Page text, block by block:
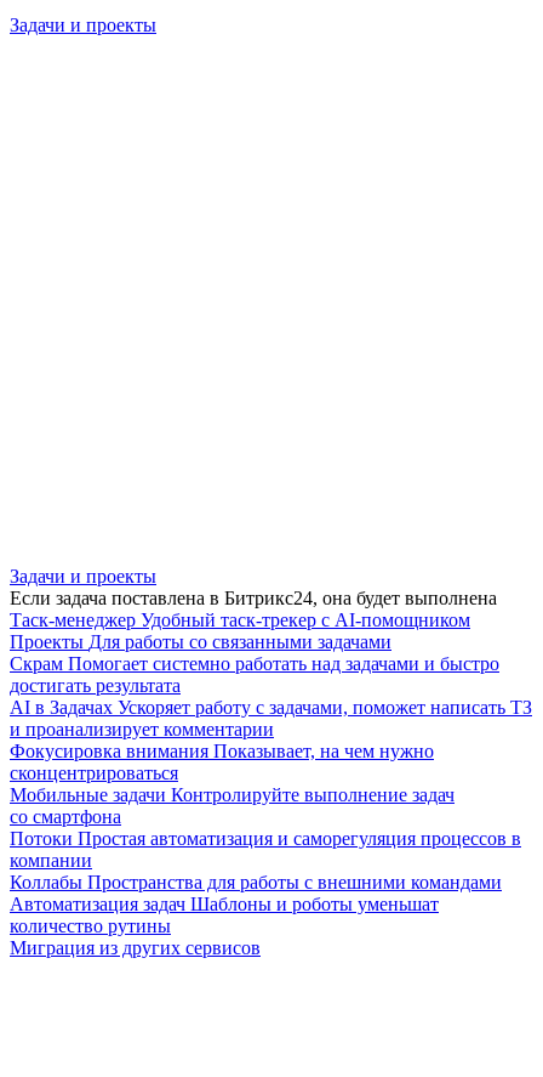
Задачи и проекты
Задачи и проекты
Если задача поставлена в Битрикс24, она будет выполнена
Таск-менеджер Удобный таск-трекер с AI-помощником
Проекты Для работы со связанными задачами
Скрам Помогает системно работать над задачами и быстро
достигать результата
AI в Задачах Ускоряет работу с задачами, поможет написать ТЗ
и проанализирует комментарии
Фокусировка внимания Показывает, на чем нужно
сконцентрироваться
Мобильные задачи Контролируйте выполнение задач
со смартфона
Потоки Простая автоматизация и саморегуляция процессов в
компании
Коллабы Пространства для работы с внешними командами
Автоматизация задач Шаблоны и роботы уменьшат
количество рутины
Миграция из других сервисов